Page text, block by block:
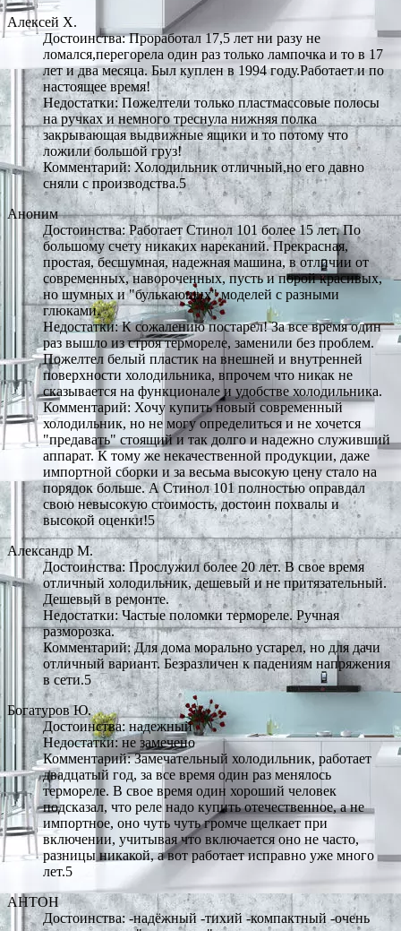
Алексей Х.
Достоинства: Проработал 17,5 лет ни разу не
ломался,перегорела один раз только лампочка и то в 17
лет и два месяца. Был куплен в 1994 году.Работает и по
настоящее время!
Недостатки: Пожелтели только пластмассовые полосы
на ручках и немного треснула нижняя полка
закрывающая выдвижные ящики и то потому что
ложили большой груз!
Комментарий: Холодильник отличный,но его давно
сняли с производства.5
Аноним
Достоинства: Работает Стинол 101 более 15 лет. По
большому счету никаких нареканий. Прекрасная,
простая, бесшумная, надежная машина, в отличии от
современных, навороченных, пусть и порой красивых,
но шумных и "булькающих" моделей с разными
глюками.
Недостатки: К сожалению постарел! За все время один
раз вышло из строя термореле, заменили без проблем.
Пожелтел белый пластик на внешней и внутренней
поверхности холодильника, впрочем что никак не
сказывается на функционале и удобстве холодильника.
Комментарий: Хочу купить новый современный
холодильник, но не могу определиться и не хочется
"предавать" стоящий и так долго и надежно служивший
аппарат. К тому же некачественной продукции, даже
импортной сборки и за весьма высокую цену стало на
порядок больше. А Стинол 101 полностью оправдал
свою невысокую стоимость, достоин похвалы и
высокой оценки!5
Александр М.
Достоинства: Прослужил более 20 лет. В свое время
отличный холодильник, дешевый и не притязательный.
Дешевый в ремонте.
Недостатки: Частые поломки термореле. Ручная
разморозка.
Комментарий: Для дома морально устарел, но для дачи
отличный вариант. Безразличен к падениям напряжения
в сети.5
Богатуров Ю.
Достоинства: надежный
Недостатки: не замечено
Комментарий: Замечательный холодильник, работает
двадцатый год, за все время один раз менялось
термореле. В свое время один хороший человек
подсказал, что реле надо купить отечественное, а не
импортное, оно чуть чуть громче щелкает при
включении, учитывая что включается оно не часто,
разницы никакой, а вот работает исправно уже много
лет.5
АНТОН
Достоинства: -надёжный -тихий -компактный -очень